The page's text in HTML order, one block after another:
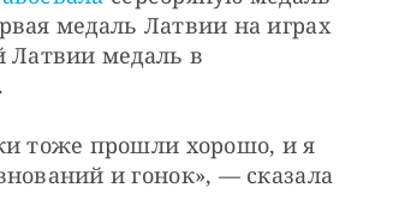
медаль Латвии на играх
Латвии медаль в
тоже прошли хорошо, и я
и гонок», — сказала